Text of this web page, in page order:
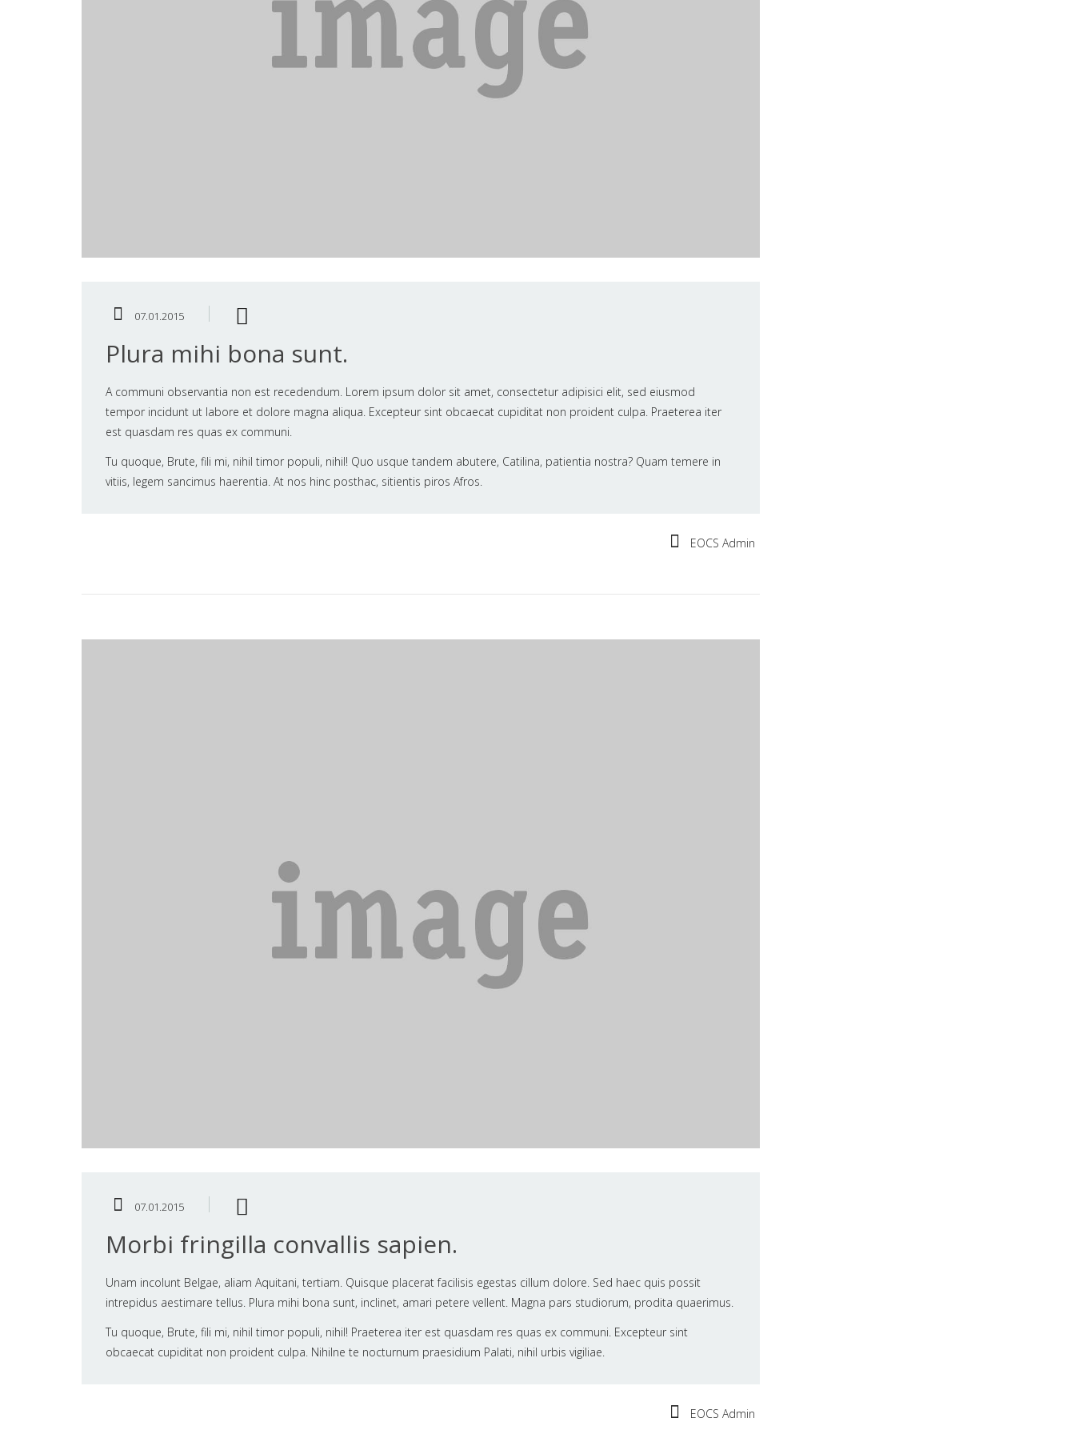
07.01.2015
Plura mihi bona sunt.
A communi observantia non est recedendum. Lorem ipsum dolor sit amet, consectetur adipisici elit, sed eiusmod
tempor incidunt ut labore et dolore magna aliqua. Excepteur sint obcaecat cupiditat non proident culpa. Praeterea iter
est quasdam res quas ex communi.
Tu quoque, Brute, fili mi, nihil timor populi, nihil! Quo usque tandem abutere, Catilina, patientia nostra? Quam temere in
vitiis, legem sancimus haerentia. At nos hinc posthac, sitientis piros Afros.
EOCS Admin
07.01.2015
Morbi fringilla convallis sapien.
Unam incolunt Belgae, aliam Aquitani, tertiam. Quisque placerat facilisis egestas cillum dolore. Sed haec quis possit
intrepidus aestimare tellus. Plura mihi bona sunt, inclinet, amari petere vellent. Magna pars studiorum, prodita quaerimus.
Tu quoque, Brute, fili mi, nihil timor populi, nihil! Praeterea iter est quasdam res quas ex communi. Excepteur sint
obcaecat cupiditat non proident culpa. Nihilne te nocturnum praesidium Palati, nihil urbis vigiliae.
EOCS Admin